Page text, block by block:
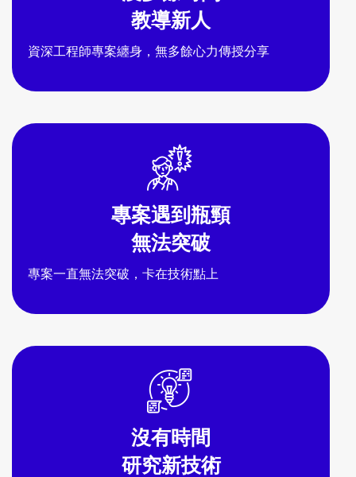
教導新人
資深工程師專案纏身，無多餘心力傳授分享
專案遇到瓶頸
無法突破
專案一直無法突破，卡在技術點上
沒有時間
研究新技術